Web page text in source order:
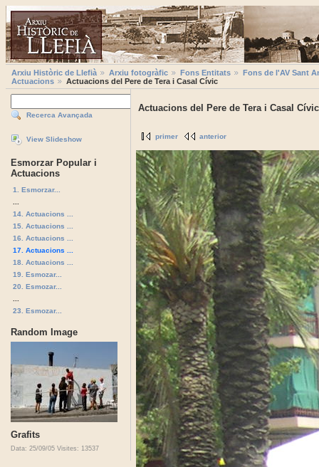
Arxiu Històric de Llefià Arxiu fotogràfic Fons Entitats
Fons de l'AV Sant
Actuacions
Actuacions del Pere de Tera i Casal Cívic
Recerca Avançada
View Slideshow
Esmorzar Popular i
Actuacions
1. Esmorzar...
14. Actuacions ...
15. Actuacions ...
16. Actuacions ...
17. Actuacions ...
18. Actuacions ...
19. Esmozar...
20. Esmozar...
23. Esmozar...
Random Image
Grafits
Data: 25/09/05 Visites: 13537
Actuacions del Pere de Tera i Casal Cívic
primer anterior